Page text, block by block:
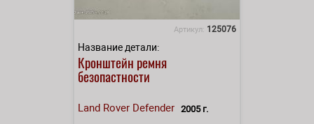
Артикул: 125076
Название детали:
Кронштейн ремня
безопастности
Land Rover Defender 2005 г.